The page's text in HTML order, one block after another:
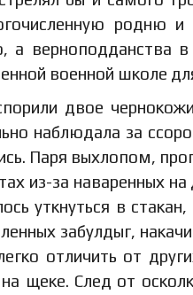
родню и
а верноподданства
военной школе
двое
наблюдала за
Паря выхлопом,
из-за наваренных
уткнуться в
забулдыг,
отличить от
на щеке. След от